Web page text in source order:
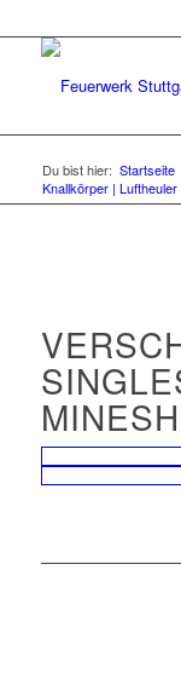
Du bist hier: Startseite
Knallkörper |